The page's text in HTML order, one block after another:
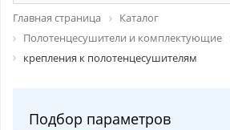
Главная страница
Каталог
Полотенцесушители и комплектующие
крепления к полотенцесушителям
Подбор параметров